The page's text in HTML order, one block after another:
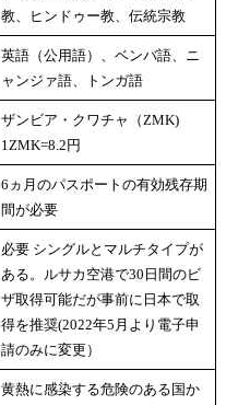
教、ヒンドゥー教、伝統宗教
英語（公用語）、ベンバ語、ニ
ャンジァ語、トンガ語
ザンビア・クワチャ（ZMK)
1ZMK=8.2円
6ヵ月のパスポートの有効残存期
間が必要
必要 シングルとマルチタイプが
ある。ルサカ空港で30日間のビ
ザ取得可能だが事前に日本で取
得を推奨(2022年5月より電子申
請のみに変更）
黄熱に感染する危険のある国か